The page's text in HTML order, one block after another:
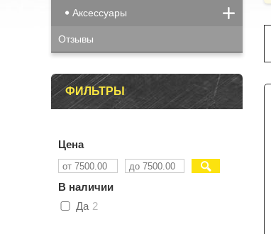
Аксессуары
Отзывы
ФИЛЬТРЫ
Цена
В наличии
Да 2